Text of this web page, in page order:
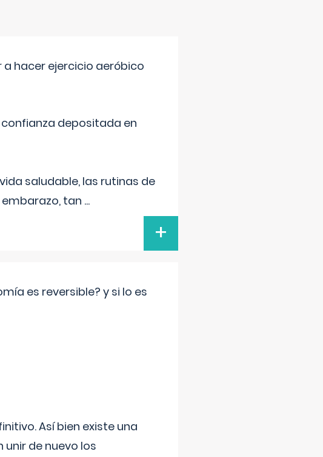
hacer ejercicio aeróbico
depositada en
saludable, las rutinas de
tan ...
+
es reversible? y si lo es
Así bien existe una
de nuevo los